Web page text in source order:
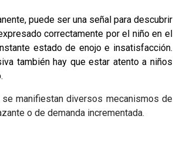
puede ser una señal para descubrir
correctamente por el niño en el
estado de enojo e insatisfacción.
también hay que estar atento a niños
manifiestan diversos mecanismos de
o de demanda incrementada.